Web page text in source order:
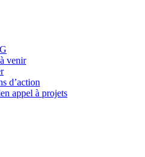
venir
d’action
appel à projets